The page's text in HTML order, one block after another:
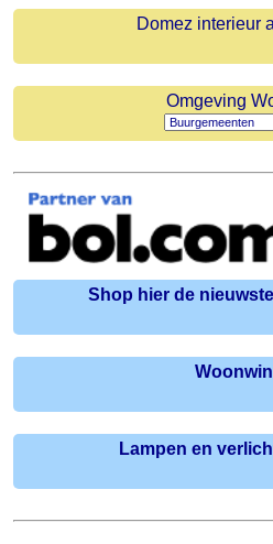
Domez interieur
Omgeving
Shop hier de
Lampen en